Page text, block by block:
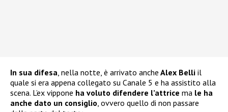
In sua difesa, nella notte, è arrivato anche Alex Belli il
quale si era appena collegato su Canale 5 e ha assistito alla
scena. L’ex vippone ha voluto difendere l’attrice ma le ha
anche dato un consiglio, ovvero quello di non passare